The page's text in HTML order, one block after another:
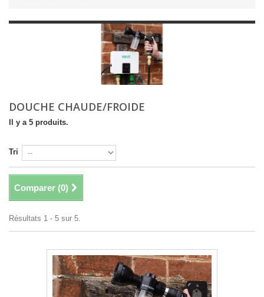
DOUCHE CHAUDE/FROIDE
Il y a 5 produits.
Tri
Comparer (0)
Résultats 1 - 5 sur 5.